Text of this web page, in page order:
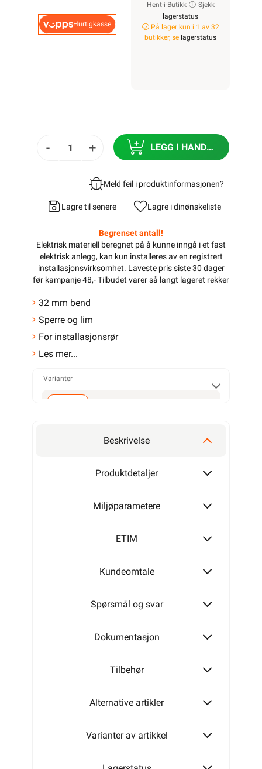
Hurtigkasse
Hent-i-Butikk
Sjekk
lagerstatus
På lager kun i 1 av 32
butikker, se lagerstatus
- + LEGG I HANDLEKURV
Meld feil i produktinformasjonen?
Lagre til senere Lagre i dinønskeliste
Begrenset antall!
Elektrisk materiell beregnet på å kunne inngå i et fast
elektrisk anlegg, kan kun installeres av en registrert
installasjonsvirksomhet. Laveste pris siste 30 dager
før kampanje 48,- Tilbudet varer så langt lageret rekker
32 mm bend
Sperre og lim
For installasjonsrør
Les mer...
Varianter
Beskrivelse
Produktdetaljer
Miljøparametere
ETIM
Kundeomtale
Spørsmål og svar
Dokumentasjon
Tilbehør
Alternative artikler
Varianter av artikkel